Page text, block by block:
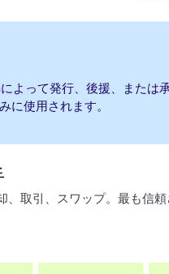
よって発行、後援、また
に使用されます。
取引、スワップ。最も信頼